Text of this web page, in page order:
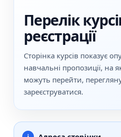
Перелік
реєстрації
Сторінка курсів показує
навчальні пропозиції, на
можуть перейти,
зареєструватися.